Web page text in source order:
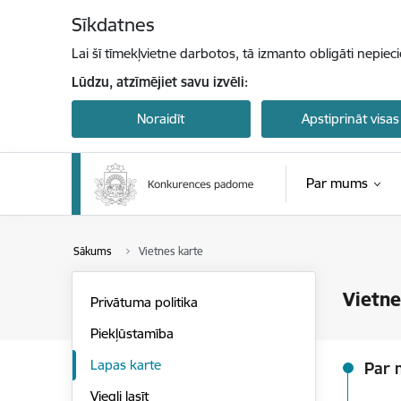
Sīkdatnes
Lai šī tīmekļvietne darbotos, tā izmanto obligāti
Lūdzu, atzīmējiet savu izvēli:
Noraidīt Apstiprināt visas
Par mums
Sākums Vietnes karte
Privātuma politika
Piekļūstamība
Lapas karte
Viegli lasīt
Par